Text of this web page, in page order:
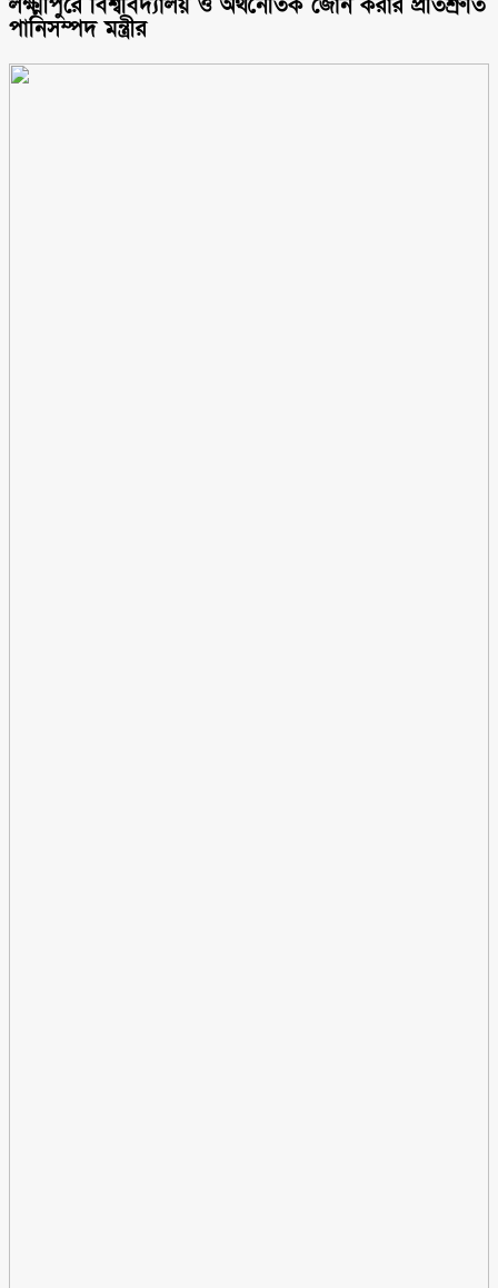
পানিসম্পদ মন্ত্রীর